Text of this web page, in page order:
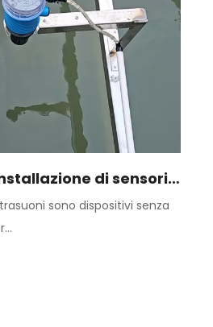
Misurazione e installazione di sensori di livello ad ultrasuoni
sono dispositivi senza